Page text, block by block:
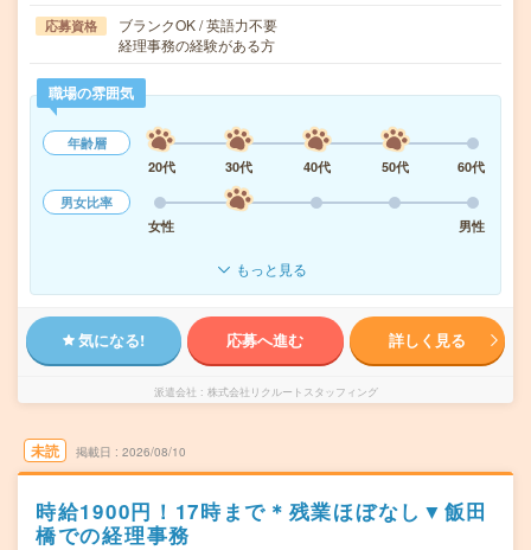
応募資格
ブランクOK / 英語力不要
経理事務の経験がある方
職場の雰囲気
年齢層
20代
30代 40代 50代
60代
男女比率
女性
男性
もっと見る
気になる! 応募へ進む 詳しく見る
派遣会社 株式会社リクルートスタッフィング
未読 掲載日 2026/08/10
時給1900円！17時まで＊残業ほぼなし▼飯田
橋での経理事務